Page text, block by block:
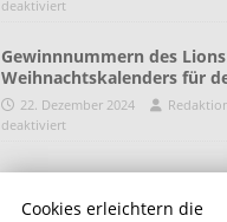
deaktiviert
Gewinnnummern des
Weihnachtskalenders für
22. Dezember 2024
deaktiviert
Cookies erleichtern die